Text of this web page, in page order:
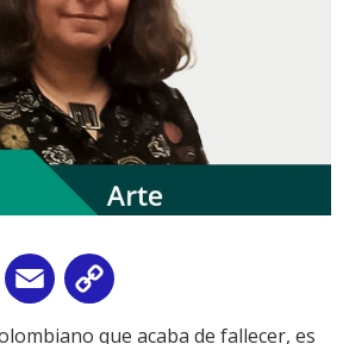
WhatsApp
Email
Link
que acaba de fallecer, es